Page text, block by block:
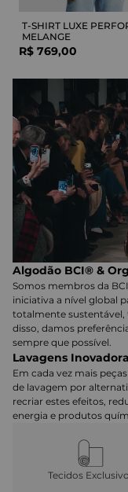
T-SHIRT LUXE
MELANGE
R$ 769,00
Algodão BCI® &
Somos membros da
iniciativa a nível global
totalmente
disso, damos
sempre que possível.
Lavagens
Em cada vez mais
de lavagem por
recriar estes efeitos,
energia e produtos
Tecidos